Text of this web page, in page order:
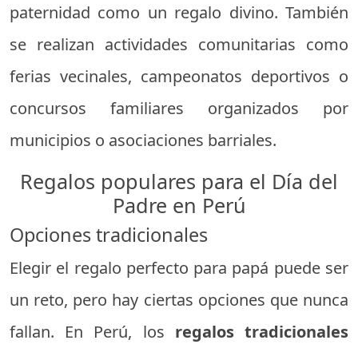
paternidad como un regalo divino. También
se realizan actividades comunitarias como
ferias vecinales, campeonatos deportivos o
concursos familiares organizados por
municipios o asociaciones barriales.
Regalos populares para el Día del
Padre en Perú
Opciones tradicionales
Elegir el regalo perfecto para papá puede ser
un reto, pero hay ciertas opciones que nunca
fallan. En Perú, los regalos tradicionales